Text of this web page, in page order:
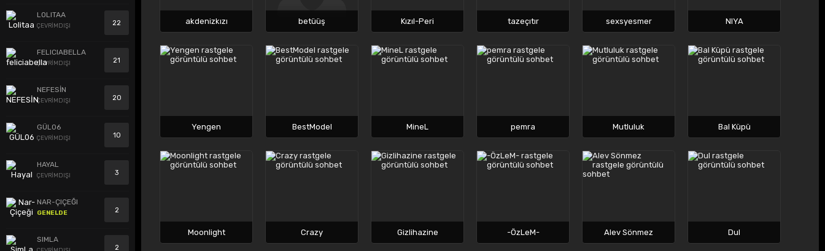
LOLITAA
ÇEVRİMDIŞI 22
FELICIABELLA
ÇEVRİMDIŞI 21
NEFESİN
ÇEVRİMDIŞI 20
GÜL06
ÇEVRİMDIŞI 10
HAYAL
ÇEVRİMDIŞI 3
NAR-ÇIÇEĞI
GENELDE 2
SIMLA
2
akdenizkızı betüüş Kızıl-Peri tazeçıtır sexsyesmer NIYA
Yengen BestModel MineL pemra Mutluluk Bal Küpü
Moonlight Crazy Gizlihazine -ÖzLeM- Alev Sönmez Dul